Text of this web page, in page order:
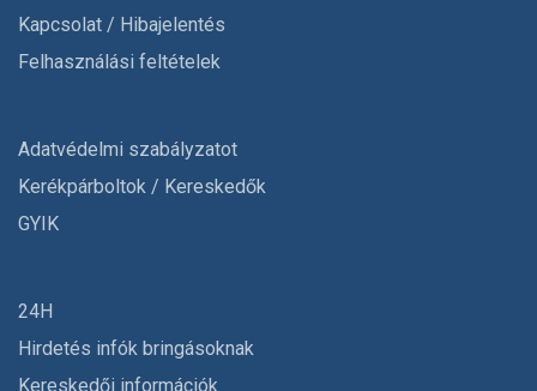
Kapcsolat / Hibajelentés
Felhasználási feltételek
Adatvédelmi szabályzatot
Kerékpárboltok / Kereskedők
GYIK
24H
Hirdetés infók bringásoknak
Kereskedői információk